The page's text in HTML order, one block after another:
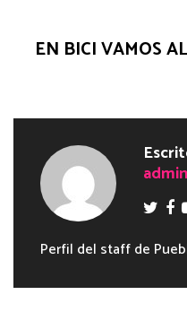
EN BICI VAMOS
admin
Perfil del staff de